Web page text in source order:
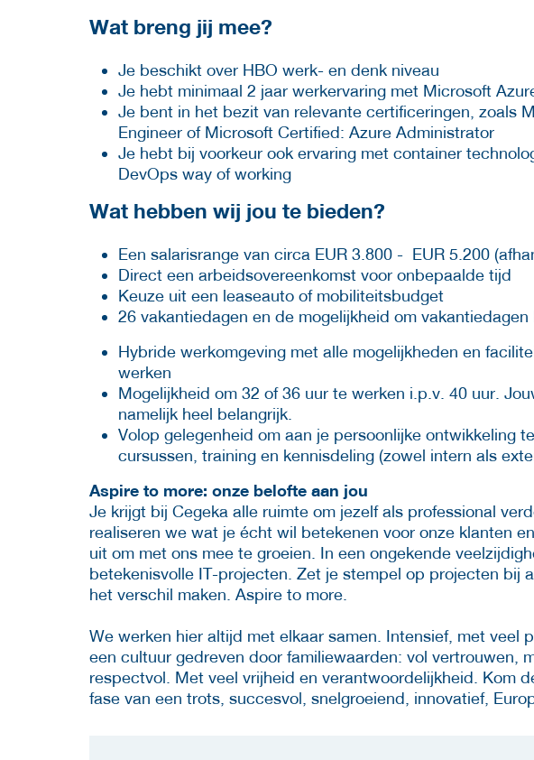
Wat breng jij mee?
Je beschikt over HBO werk- en denk niveau
Je hebt minimaal 2 jaar werkervaring met Microsoft
Je bent in het bezit van relevante certificeringen, zoals
Engineer of Microsoft Certified: Azure Administrator
Je hebt bij voorkeur ook ervaring met container
DevOps way of working
Wat hebben wij jou te bieden?
Een salarisrange van circa EUR 3.800 - EUR 5.200
Direct een arbeidsovereenkomst voor onbepaalde tijd
Keuze uit een leaseauto of mobiliteitsbudget
26 vakantiedagen en de mogelijkheid om
Hybride werkomgeving met alle mogelijkheden en
werken
Mogelijkheid om 32 of 36 uur te werken i.p.v. 40 uur.
namelijk heel belangrijk.
Volop gelegenheid om aan je persoonlijke ontwikkeling
cursussen, training en kennisdeling (zowel intern als
Aspire to more: onze belofte aan jou
Je krijgt bij Cegeka alle ruimte om jezelf als professional
realiseren we wat je écht wil betekenen voor onze klanten
uit om met ons mee te groeien. In een ongekende
betekenisvolle IT-projecten. Zet je stempel op projecten bij
het verschil maken. Aspire to more.
We werken hier altijd met elkaar samen. Intensief, met veel
een cultuur gedreven door familiewaarden: vol vertrouwen,
respectvol. Met veel vrijheid en verantwoordelijkheid. Kom
fase van een trots, succesvol, snelgroeiend, innovatief,